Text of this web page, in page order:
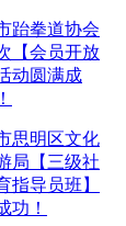
跆拳道协会
【会员开放
动圆满成
思明区文化
局【三级社
指导员班】
功！